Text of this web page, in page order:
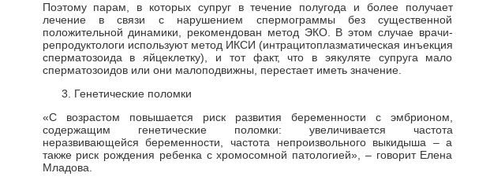
Поэтому парам, в которых супруг в течение полугода и более получает
лечение в связи с нарушением спермограммы без существенной
положительной динамики, рекомендован метод ЭКО. В этом случае врачи-
репродуктологи используют метод ИКСИ (интрацитоплазматическая инъекция
сперматозоида в яйцеклетку), и тот факт, что в эякуляте супруга мало
сперматозоидов или они малоподвижны, перестает иметь значение.
Генетические поломки
«С возрастом повышается риск развития беременности с эмбрионом,
содержащим генетические поломки: увеличивается частота
неразвивающейся беременности, частота непроизвольного выкидыша – а
также риск рождения ребенка с хромосомной патологией», – говорит Елена
Младова.